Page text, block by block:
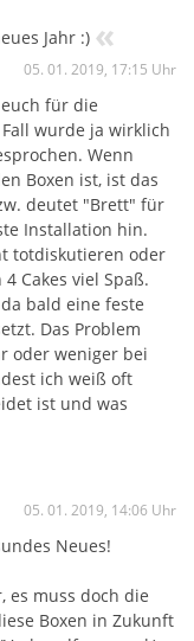
Jahr :) «
05. 01. 2019, 17:15 Uhr
für die
wurde ja wirklich
Wenn
Boxen ist, ist das
deutet "Brett" für
Installation hin.
totdiskutieren oder
Cakes viel Spaß.
bald eine feste
Das Problem
oder weniger bei
ich weiß oft
ist und was
05. 01. 2019, 14:06 Uhr
Neues!
es muss doch die
Boxen in Zukunft